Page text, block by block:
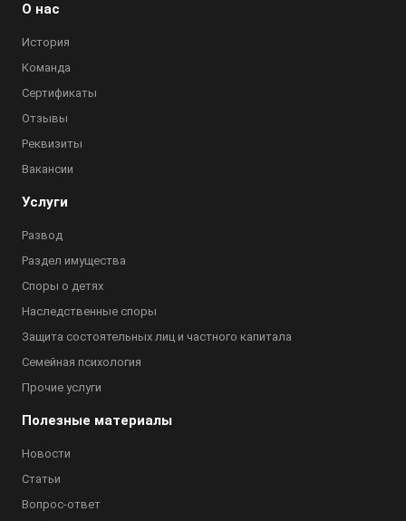
О нас
История
Команда
Сертификаты
Отзывы
Реквизиты
Вакансии
Услуги
Развод
Раздел имущества
Споры о детях
Наследственные споры
Защита состоятельных лиц и частного капитала
Семейная психология
Прочие услуги
Полезные материалы
Новости
Статьи
Вопрос-ответ